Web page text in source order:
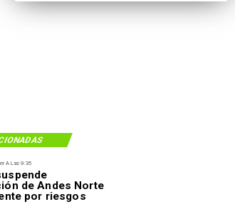
A Las 9:35
de Andes Norte
por riesgos